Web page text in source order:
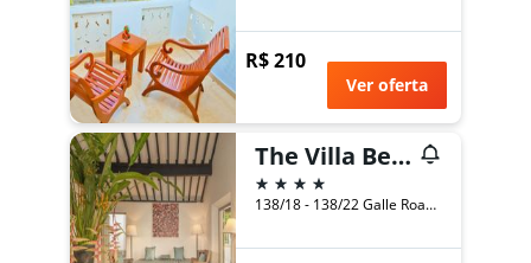
R$ 210
Ver oferta
The Villa Bentota by KK Collection
4 estrelas
138/18 - 138/22 Galle Road, Bentota, Sri Lanka